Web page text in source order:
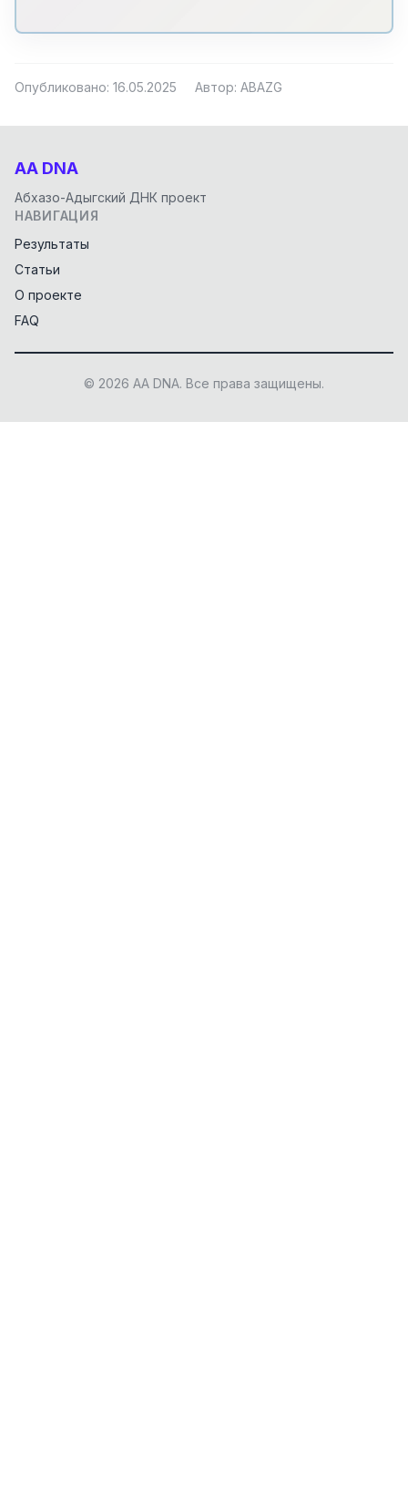
Опубликовано: 16.05.2025 Автор: ABAZG
AA DNA
Абхазо-Адыгский ДНК проект
НАВИГАЦИЯ
Результаты
Статьи
О проекте
FAQ
© 2026 AA DNA. Все права защищены.